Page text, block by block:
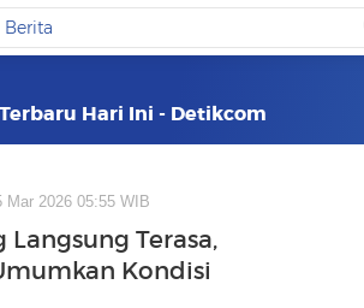
Hari Ini - Detikcom
Mar 2026 05:55 WIB
Terasa,
Kondisi